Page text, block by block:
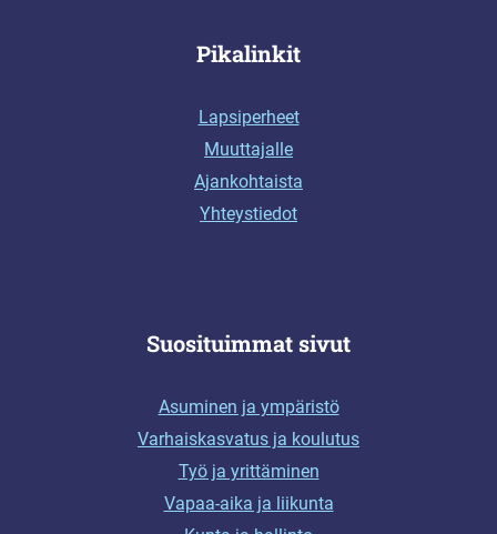
Pikalinkit
Lapsiperheet
Muuttajalle
Ajankohtaista
Yhteystiedot
Suosituimmat sivut
Asuminen ja ympäristö
Varhaiskasvatus ja koulutus
Työ ja yrittäminen
Vapaa-aika ja liikunta